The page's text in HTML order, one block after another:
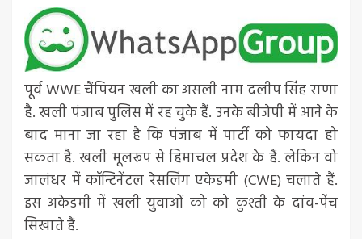
पूर्व WWE चैंपियन खली का असली नाम दलीप सिंह राणा
है. खली पंजाब पुलिस में रह चुके हैं. उनके बीजेपी में आने के
बाद माना जा रहा है कि पंजाब में पार्टी को फायदा हो
सकता है. खली मूलरूप से हिमाचल प्रदेश के हैं. लेकिन वो
जालंधर में कॉन्टिनेंटल रेसलिंग एकेडमी (CWE) चलाते हैं.
इस अकेडमी में खली युवाओं को को कुश्ती के दांव-पेंच
सिखाते हैं.